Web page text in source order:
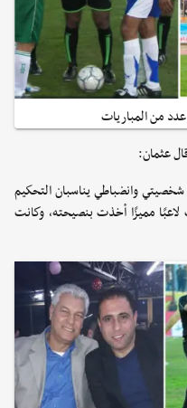
عدد من المباريات
عثمان:
وانضباطي يناسبان التحكيم
لاعبًا مميزًا أخذت بنصيحته، وكانت